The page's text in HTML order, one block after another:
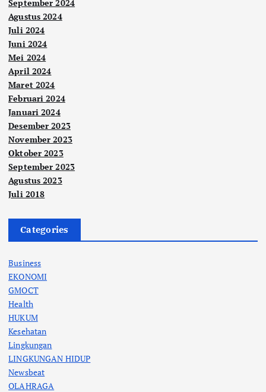
September 2024
Agustus 2024
Juli 2024
Juni 2024
Mei 2024
April 2024
Maret 2024
Februari 2024
Januari 2024
Desember 2023
November 2023
Oktober 2023
September 2023
Agustus 2023
Juli 2018
Categories
Business
EKONOMI
GMOCT
Health
HUKUM
Kesehatan
Lingkungan
LINGKUNGAN HIDUP
Newsbeat
OLAHRAGA